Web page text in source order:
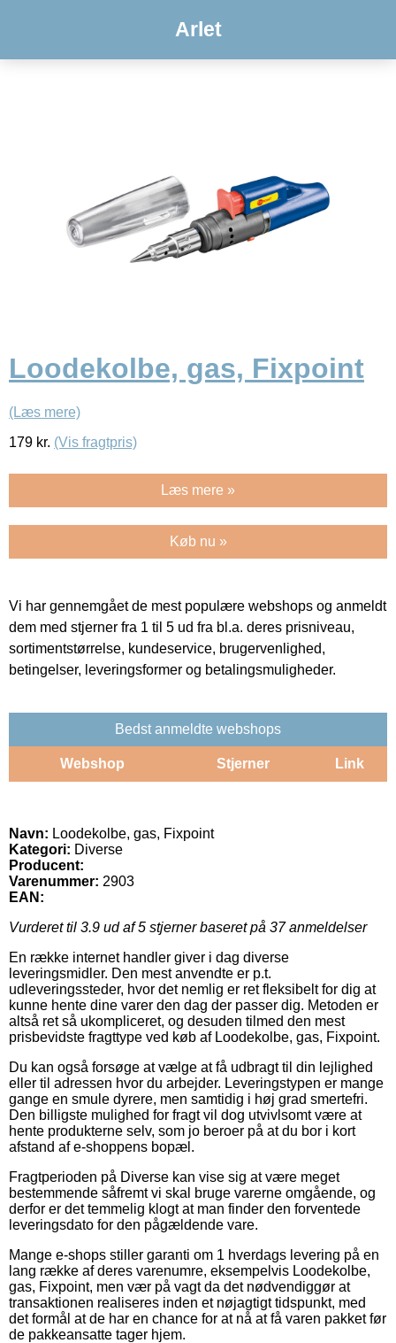
Arlet
Loodekolbe, gas, Fixpoint
(Læs mere)
179 kr. (Vis fragtpris)
Læs mere »
Køb nu »
Vi har gennemgået de mest populære webshops og anmeldt
dem med stjerner fra 1 til 5 ud fra bl.a. deres prisniveau,
sortimentstørrelse, kundeservice, brugervenlighed,
betingelser, leveringsformer og betalingsmuligheder.
Bedst anmeldte webshops
Webshop Stjerner Link
Navn: Loodekolbe, gas, Fixpoint
Kategori: Diverse
Producent:
Varenummer: 2903
EAN:
Vurderet til 3.9 ud af 5 stjerner baseret på 37anmeldelser
En række internet handler giver i dag diverse
leveringsmidler. Den mest anvendte er p.t.
udleveringssteder, hvor det nemlig er ret fleksibelt for dig at
kunne hente dine varer den dag der passer dig. Metoden er
altså ret så ukompliceret, og desuden tilmed den mest
prisbevidste fragttype ved køb af Loodekolbe, gas, Fixpoint.
Du kan også forsøge at vælge at få udbragt til din lejlighed
eller til adressen hvor du arbejder. Leveringstypen er mange
gange en smule dyrere, men samtidig i høj grad smertefri.
Den billigste mulighed for fragt vil dog utvivlsomt være at
hente produkterne selv, som jo beroer på at du bor i kort
afstand af e-shoppens bopæl.
Fragtperioden på Diverse kan vise sig at være meget
bestemmende såfremt vi skal bruge varerne omgående, og
derfor er det temmelig klogt at man finder den forventede
leveringsdato for den pågældende vare.
Mange e-shops stiller garanti om 1 hverdags levering på en
lang række af deres varenumre, eksempelvis Loodekolbe,
gas, Fixpoint, men vær på vagt da det nødvendiggør at
transaktionen realiseres inden et nøjagtigt tidspunkt, med
det formål at de har en chance for at nå at få varen pakket før
de pakkeansatte tager hjem.